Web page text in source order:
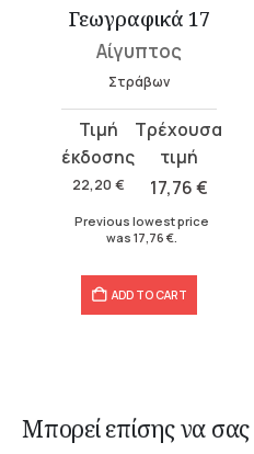
Γεωγραφικά 17
Αίγυπτος
Στράβων
22,20 €
Original
price
was:
17,76€
Current
price
is:
Previous lowest price
was 17,76 €
ADD TO CART
Μπορεί επίσης να